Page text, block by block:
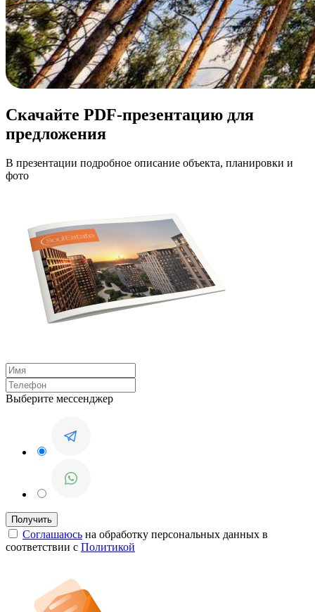
Скачайте PDF-презентацию для
предложения
В презентации подробное описание объекта, планировки и
фото
Выберите мессенджер
Соглашаюсь на обработку персональных данных в
соответствии с Политикой